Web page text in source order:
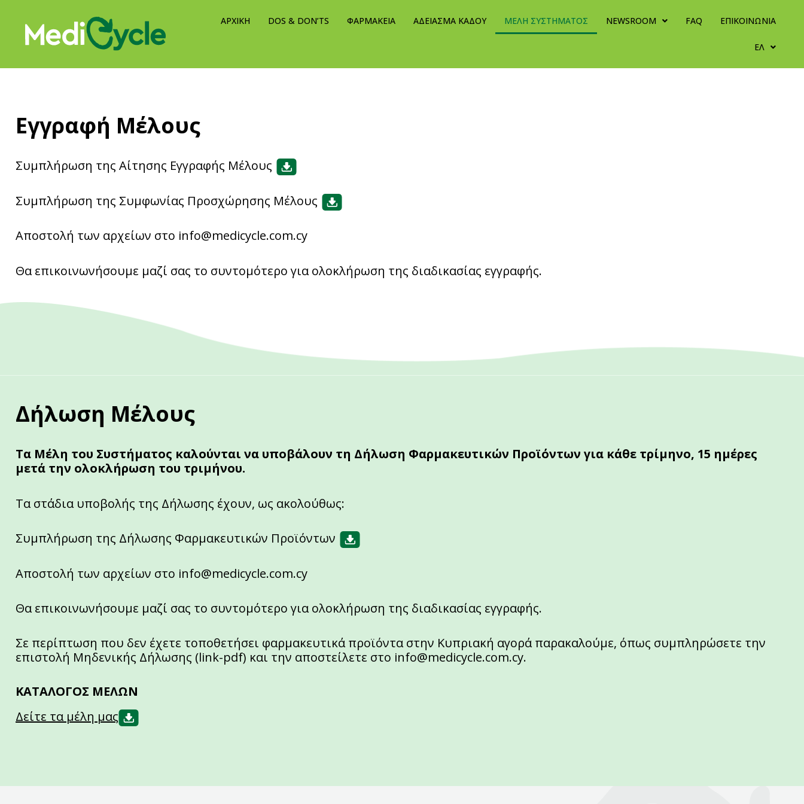
ΑΡΧΙΚΗ DOS & DON’TS ΦΑΡΜΑΚΕΙΑ ΑΔΕΙΑΣΜΑ KΑΔΟΥ ΜΕΛΗ ΣΥΣΤΗΜΑΤΟΣ NEWSROOM FAQ ΕΠΙΚΟΙΝΩΝΙΑ
ΕΛ
Εγγραφή Μέλους
Συμπλήρωση της Αίτησης Εγγραφής Μέλους
Συμπλήρωση της Συμφωνίας Προσχώρησης Μέλους
Αποστολή των αρχείων στο info@medicycle.com.cy
Θα επικοινωνήσουμε μαζί σας το συντομότερο για ολοκλήρωση της διαδικασίας εγγραφής.
Δήλωση Μέλους
Τα Μέλη του Συστήματος καλούνται να υποβάλουν τη Δήλωση Φαρμακευτικών Προϊόντων για κάθε τρίμηνο, 15 ημέρες
μετά την ολοκλήρωση του τριμήνου.
Τα στάδια υποβολής της Δήλωσης έχουν, ως ακολούθως:
Συμπλήρωση της Δήλωσης Φαρμακευτικών Προϊόντων
Αποστολή των αρχείων στο info@medicycle.com.cy
Θα επικοινωνήσουμε μαζί σας το συντομότερο για ολοκλήρωση της διαδικασίας εγγραφής.
Σε περίπτωση που δεν έχετε τοποθετήσει φαρμακευτικά προϊόντα στην Κυπριακή αγορά παρακαλούμε, όπως συμπληρώσετε την
επιστολή Μηδενικής Δήλωσης (link-pdf) και την αποστείλετε στο info@medicycle.com.cy.
ΚΑΤΑΛΟΓΟΣ ΜΕΛΩΝ
Δείτε τα μέλη μας